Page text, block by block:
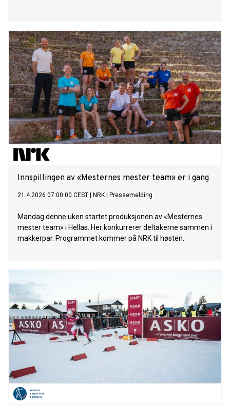
Innspillingen av «Mesternes mester team» er i gang
21.4.2026 07:00:00 CEST NRK Pressemelding
Mandag denne uken startet produksjonen av «Mesternes
mester team» i Hellas. Her konkurrerer deltakerne sammen i
makkerpar. Programmet kommer på NRK til høsten.